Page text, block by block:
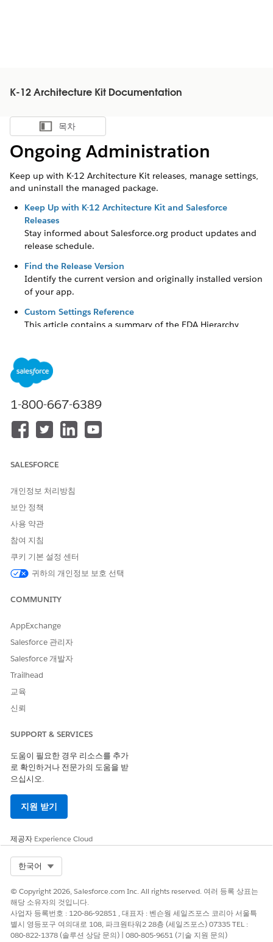
K-12 Architecture Kit Documentation
목차 표시
목차
Ongoing Administration
Keep up with K-12 Architecture Kit releases, manage settings,
and uninstall the managed package.
Keep Up with K-12 Architecture Kit and Salesforce
Releases
Stay informed about Salesforce.org product updates and
release schedule.
Find the Release Version
Identify the current version and originally installed version
of your app.
Custom Settings Reference
This article contains a summary of the EDA Hierarchy
K-12 Architecture Kit Feature Telemetry
Learn how Salesforce collects feature telemetry data to
understand the level of usage and adoption of various
Identify configuration errors in EDA Settings and related
settings.
Uninstall K-12 Architecture Kit
예
1-800-667-6389
SALESFORCE
개인정보 처리방침
보안 정책
사용 약관
참여 지침
쿠키 기본 설정 센터
귀하의 개인정보 보호 선택
COMMUNITY
AppExchange
Salesforce 관리자
Salesforce 개발자
Trailhead
교육
신뢰
SUPPORT & SERVICES
도움이 필요한 경우 리소스를 추가
로 확인하거나 전문가의 도움을 받
으십시오.
지원 받기
제공자 Experience Cloud
한국어
© Copyright 2026, Salesforce.com Inc. All rights reserved. 여러 등록 상표는
해당 소유자의 것입니다.
사업자 등록번호 : 120-86-92851 , 대표자 : 벤슨웡 세일즈포스 코리아 서울특
별시 영등포구 여의대로 108, 파크원타워2 28층 (세일즈포스) 07335 TEL :
080-822-1378 (솔루션 상담 문의) | 080-805-9651 (기술 지원 문의)